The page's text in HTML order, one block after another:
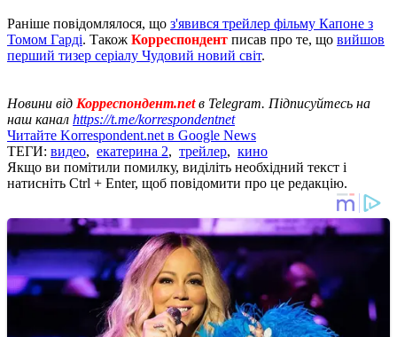
Раніше повідомлялося, що з'явився трейлер фільму Капоне з
Томом Гарді. Також Корреспондент писав про те, що вийшов
перший тизер серіалу Чудовий новий світ.
Новини від Корреспондент.netв Telegram. Підписуйтесь на
наш канал https://t.me/korrespondentnet
Читайте Korrespondent.net в Google News
ТЕГИ: видео, екатерина 2, трейлер, кино
Якщо ви помітили помилку, виділіть необхідний текст і
натисніть Ctrl + Enter, щоб повідомити про це редакцію.